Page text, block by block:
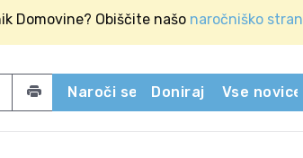
Domovine? Obiščite našo naročniško stran
on Twitter
Share by email
Naroči se Doniraj Vse novice